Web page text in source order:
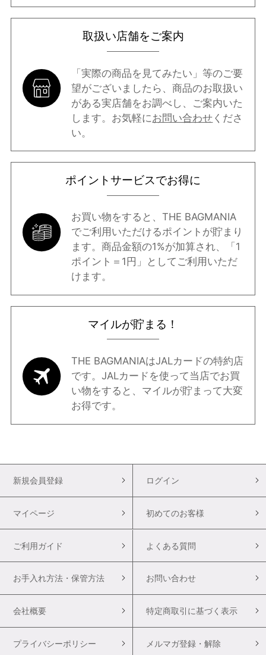
取扱い店舗をご案内
「実際の商品を見てみたい」等のご要
望がございましたら、商品のお取扱い
がある実店舗をお調べし、ご案内いた
します。お気軽にお問い合わせ くださ
い。
ポイントサービスでお得に
お買い物をすると、THE BAGMANIA
でご利用いただけるポイントが貯まり
ます。商品金額の1%が加算され、「1
ポイント＝1円」としてご利用いただ
けます。
マイルが貯まる！
THE BAGMANIAはJALカードの特約店
です。JALカードを使って当店でお買
い物をすると、マイルが貯まって大変
お得です。
新規会員登録 ログイン
マイページ 初めてのお客様
ご利用ガイド よくある質問
お手入れ方法・保管方法 お問い合わせ
会社概要 特定商取引に基づく表示
プライバシーポリシー メルマガ登録・解除